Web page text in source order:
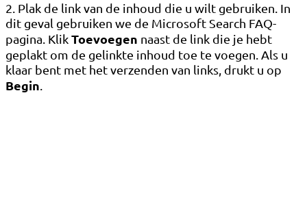
2. Plak de link van de inhoud die u wilt gebruiken. In
dit geval gebruiken we de Microsoft Search FAQ-
pagina. KlikToevoegen naast de link die je hebt
geplakt om de gelinkte inhoud toe te voegen. Als u
klaar bent met het verzenden van links, drukt u op
Begin.